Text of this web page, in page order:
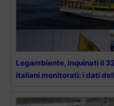
Legambiente, inquinati il
italiani monitorati: i dati